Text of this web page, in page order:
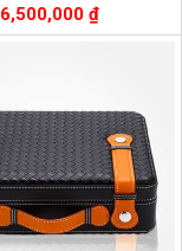
6,500,000 ₫